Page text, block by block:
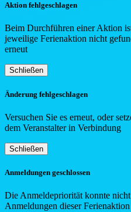
Aktion fehlgeschlagen
Beim Durchführen einer Aktion
jeweilige Ferienaktion nicht
erneut
Schließen
Änderung fehlgeschlagen
Versuchen Sie es erneut, oder
dem Veranstalter in Verbindung
Schließen
Anmeldungen geschlossen
Die Anmeldepriorität konnte
Anmeldungen dieser